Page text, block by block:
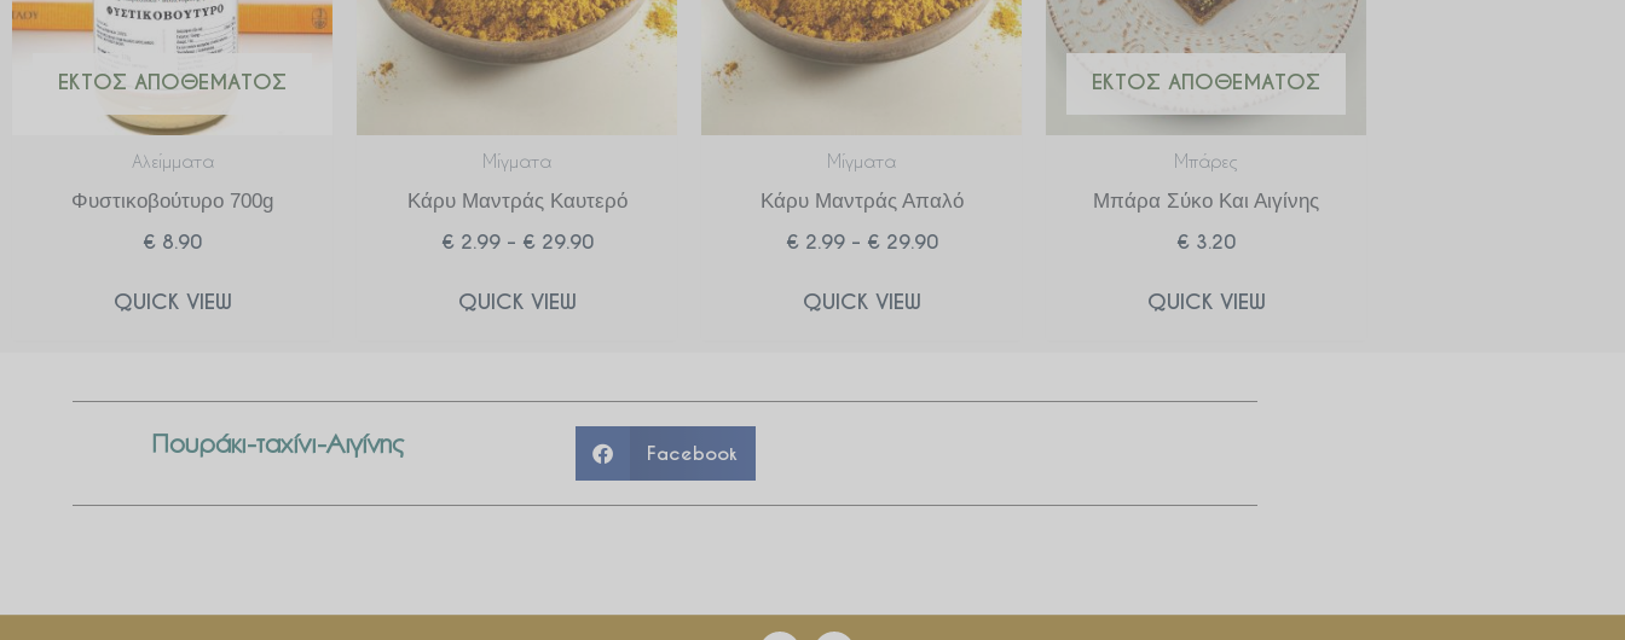
ΕΚΤΌΣ ΑΠΟΘΈΜΑΤΟΣ
Αλείμματα
Φυστικοβούτυρο 700g
€ 8.90
QUICK VIEW
Μίγματα
Κάρυ Μαντράς Καυτερό
€2.99 – €29.90
QUICK VIEW
Μίγματα
Κάρυ Μαντράς Απαλό
€2.99 – €29.90
QUICK VIEW
ΕΚΤΌΣ ΑΠΟΘΈΜΑΤΟΣ
Μπάρες
Μπάρα Σύκο Και Αιγίνης
€ 3.20
QUICK VIEW
Πουράκι-ταχίνι-Αιγίνης Facebook